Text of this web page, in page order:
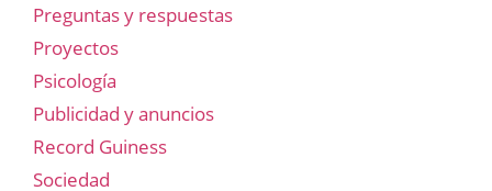
Preguntas y respuestas
Proyectos
Psicología
Publicidad y anuncios
Record Guiness
Sociedad